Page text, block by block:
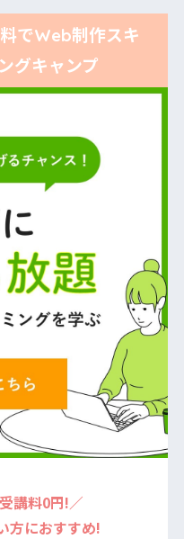
でWeb制作スキ
グキャンプ
講料0円!／
方におすすめ!